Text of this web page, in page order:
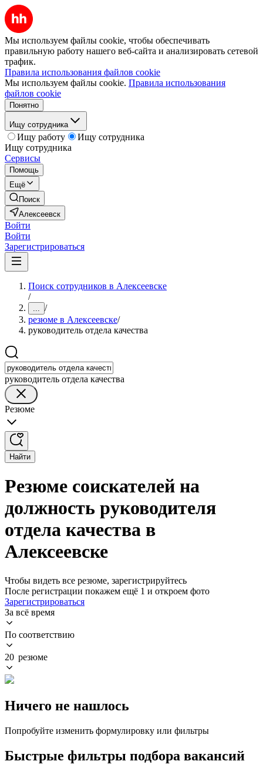
Мы используем файлы cookie, чтобы обеспечивать
правильную работу нашего веб-сайта и анализировать сетевой
трафик.
Правила использования файлов cookie
Мы используем файлы cookie. Правила использования
файлов cookie
Понятно
Ищу сотрудника
Ищу работу
Ищу сотрудника
Ищу сотрудника
Сервисы
Помощь
Ещё
Поиск
Алексеевск
Войти
Войти
Зарегистрироваться
Поиск сотрудников в Алексеевске
/
... /
резюме в Алексеевске/
руководитель отдела качества
руководитель отдела качества
Резюме
Найти
Резюме соискателей на
должность руководителя
отдела качества в
Алексеевске
Чтобы видеть все резюме, зарегистрируйтесь
После регистрации покажем ещё 1 и откроем фото
Зарегистрироваться
За всё время
По соответствию
20 резюме
Ничего не нашлось
Попробуйте изменить формулировку или фильтры
Быстрые фильтры подбора вакансий